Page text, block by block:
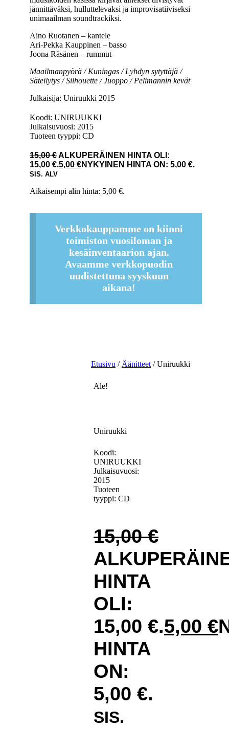
jännittäväksi, hulluttelevaksi ja improvisatiiviseksi
unimaailman soundtrackiksi.
Aino Ruotanen – kantele
Ari-Pekka Kauppinen – basso
Joona Räsänen – rummut
Maailmanpyörä / Kuningas / Lyhdyn sytyttäjä /
Säteilytys / Silhouette / Juoppo / Pelimannin kevät
Julkaisija: Uniruukki 2015
Koodi: UNIRUUKKI
Julkaisuvuosi: 2015
Tuoteen tyyppi: CD
15,00€ALKUPERÄINEN HINTA OLI:
15,00 €.5,00 €NYKYINEN HINTA ON: 5,00 €.
SIS. ALV
Aikaisempi alin hinta: 5,00 €.
Verkkokauppamme on kiinni
toimiston vuosiloman ja
kesäinventaarion ajan.
Avaamme verkkopuodin
uudistettuna syyskuun
aikana!
Etusivu / Äänitteet / Uniruukki
Ale!
Uniruukki
Koodi:
UNIRUUKKI
Julkaisuvuosi:
2015
Tuoteen
tyyppi: CD
15,00€
HINTA
OLI:
15,00 €.5,00 €
HINTA
ON:
5,00 €.
SIS.